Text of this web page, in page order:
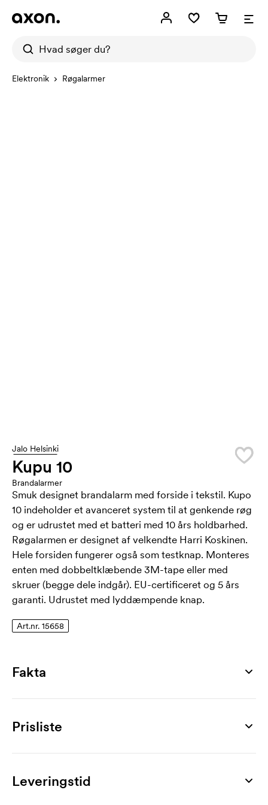
Elektronik Røgalarmer
Jalo Helsinki
Kupu 10
Brandalarmer
Smuk designet brandalarm med forside i tekstil. Kupo
10 indeholder et avanceret system til at genkende røg
og er udrustet med et batteri med 10 års holdbarhed.
Røgalarmen er designet af velkendte Harri Koskinen.
Hele forsiden fungerer også som testknap. Monteres
enten med dobbeltklæbende 3M-tape eller med
skruer (begge dele indgår). EU-certificeret og 5 års
garanti. Udrustet med lyddæmpende knap.
Art.nr. 15658
Fakta
Mål
110 x 110 x 41 mm
Farver
dark grey, light brown, yellow, white, turquoise
Prisliste
Produkt 6 stk 12 stk 18 stk 24 stk 36 stk 54 stk
315
Leveringstid